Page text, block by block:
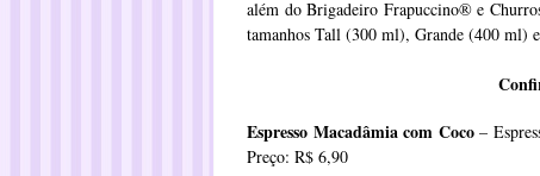
além do Brigadeiro Frapuccino® e
tamanhos Tall (300 ml), Grande (400 ml)
Espresso Macadâmia com Coco–
Preço: R$ 6,90